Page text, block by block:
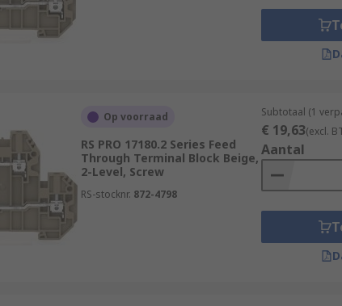
Op voorraad
RS PRO 17180.2 Series Feed
Through Terminal Block Beige,
2-Level, Screw
RS-stocknr. 872-4798
Subtotaal (1
€ 19,63(excl.
Aantal